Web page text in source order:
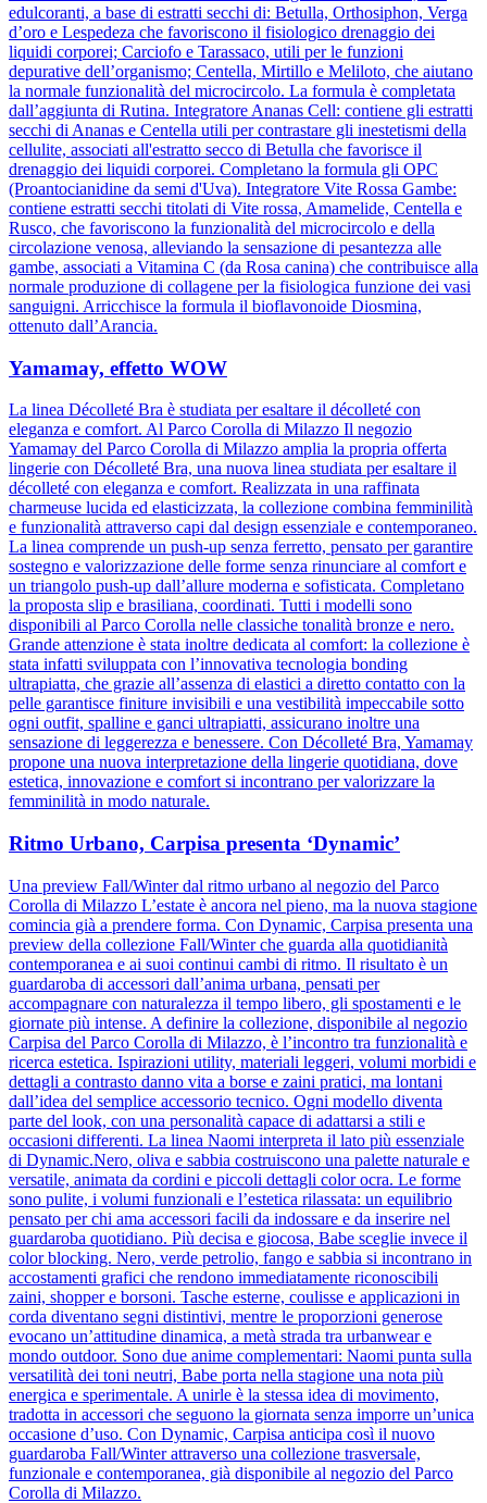
edulcoranti, a base di estratti secchi di: Betulla, Orthosiphon, Verga
d’oro e Lespedeza che favoriscono il fisiologico drenaggio dei
liquidi corporei; Carciofo e Tarassaco, utili per le funzioni
depurative dell’organismo; Centella, Mirtillo e Meliloto, che aiutano
la normale funzionalità del microcircolo. La formula è completata
dall’aggiunta di Rutina. Integratore Ananas Cell: contiene gli estratti
secchi di Ananas e Centella utili per contrastare gli inestetismi della
cellulite, associati all'estratto secco di Betulla che favorisce il
drenaggio dei liquidi corporei. Completano la formula gli OPC
(Proantocianidine da semi d'Uva). Integratore Vite Rossa Gambe:
contiene estratti secchi titolati di Vite rossa, Amamelide, Centella e
Rusco, che favoriscono la funzionalità del microcircolo e della
circolazione venosa, alleviando la sensazione di pesantezza alle
gambe, associati a Vitamina C (da Rosa canina) che contribuisce alla
normale produzione di collagene per la fisiologica funzione dei vasi
sanguigni. Arricchisce la formula il bioflavonoide Diosmina,
ottenuto dall’Arancia.
Yamamay, effetto WOW
La linea Décolleté Bra è studiata per esaltare il décolleté con
eleganza e comfort. Al Parco Corolla di Milazzo Il negozio
Yamamay del Parco Corolla di Milazzo amplia la propria offerta
lingerie con Décolleté Bra, una nuova linea studiata per esaltare il
décolleté con eleganza e comfort. Realizzata in una raffinata
charmeuse lucida ed elasticizzata, la collezione combina femminilità
e funzionalità attraverso capi dal design essenziale e contemporaneo.
La linea comprende un push-up senza ferretto, pensato per garantire
sostegno e valorizzazione delle forme senza rinunciare al comfort e
un triangolo push-up dall’allure moderna e sofisticata. Completano
la proposta slip e brasiliana, coordinati. Tutti i modelli sono
disponibili al Parco Corolla nelle classiche tonalità bronze e nero.
Grande attenzione è stata inoltre dedicata al comfort: la collezione è
stata infatti sviluppata con l’innovativa tecnologia bonding
ultrapiatta, che grazie all’assenza di elastici a diretto contatto con la
pelle garantisce finiture invisibili e una vestibilità impeccabile sotto
ogni outfit, spalline e ganci ultrapiatti, assicurano inoltre una
sensazione di leggerezza e benessere. Con Décolleté Bra, Yamamay
propone una nuova interpretazione della lingerie quotidiana, dove
estetica, innovazione e comfort si incontrano per valorizzare la
femminilità in modo naturale.
Ritmo Urbano, Carpisa presenta ‘Dynamic’
Una preview Fall/Winter dal ritmo urbano al negozio del Parco
Corolla di Milazzo L’estate è ancora nel pieno, ma la nuova stagione
comincia già a prendere forma. Con Dynamic, Carpisa presenta una
preview della collezione Fall/Winter che guarda alla quotidianità
contemporanea e ai suoi continui cambi di ritmo. Il risultato è un
guardaroba di accessori dall’anima urbana, pensati per
accompagnare con naturalezza il tempo libero, gli spostamenti e le
giornate più intense. A definire la collezione, disponibile al negozio
Carpisa del Parco Corolla di Milazzo, è l’incontro tra funzionalità e
ricerca estetica. Ispirazioni utility, materiali leggeri, volumi morbidi e
dettagli a contrasto danno vita a borse e zaini pratici, ma lontani
dall’idea del semplice accessorio tecnico. Ogni modello diventa
parte del look, con una personalità capace di adattarsi a stili e
occasioni differenti. La linea Naomi interpreta il lato più essenziale
di Dynamic.Nero, oliva e sabbia costruiscono una palette naturale e
versatile, animata da cordini e piccoli dettagli color ocra. Le forme
sono pulite, i volumi funzionali e l’estetica rilassata: un equilibrio
pensato per chi ama accessori facili da indossare e da inserire nel
guardaroba quotidiano. Più decisa e giocosa, Babe sceglie invece il
color blocking. Nero, verde petrolio, fango e sabbia si incontrano in
accostamenti grafici che rendono immediatamente riconoscibili
zaini, shopper e borsoni. Tasche esterne, coulisse e applicazioni in
corda diventano segni distintivi, mentre le proporzioni generose
evocano un’attitudine dinamica, a metà strada tra urbanwear e
mondo outdoor. Sono due anime complementari: Naomi punta sulla
versatilità dei toni neutri, Babe porta nella stagione una nota più
energica e sperimentale. A unirle è la stessa idea di movimento,
tradotta in accessori che seguono la giornata senza imporre un’unica
occasione d’uso. Con Dynamic, Carpisa anticipa così il nuovo
guardaroba Fall/Winter attraverso una collezione trasversale,
funzionale e contemporanea, già disponibile al negozio del Parco
Corolla di Milazzo.